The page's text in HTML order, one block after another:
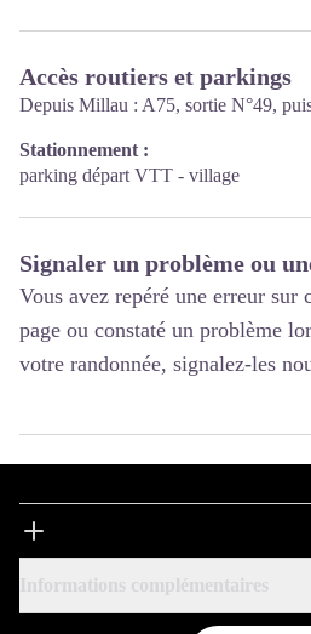
conseille et vous accompagne dans la
recherche d’hébergement ou de
bien-être, patrimoine, découverte des
boutique vitrine de territoire…
Nous vous invitons à partir à la
gourmande, d’Art et d’Histoire qui
séduira à coup sûr !
Accès routiers et parkings
Depuis Millau : A75, sortie N°49,
Stationnement :
parking départ VTT - village
Signaler un problème ou
Vous avez repéré une erreur sur
page ou constaté un problème
votre randonnée, signalez-les
Informations complémentaires